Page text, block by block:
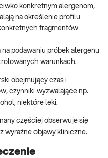
konkretnym alergenom,
na określenie profilu
fragmentów
podawaniu próbek alergenu
warunkach.
obejmujący czas i
czynniki wyzwalające np.
niektóre leki.
częściej obserwuje się
wyraźne objawy kliniczne.